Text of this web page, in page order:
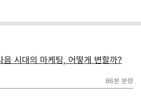
시대의 마케팅, 어떻게 변할까?
86분 분량